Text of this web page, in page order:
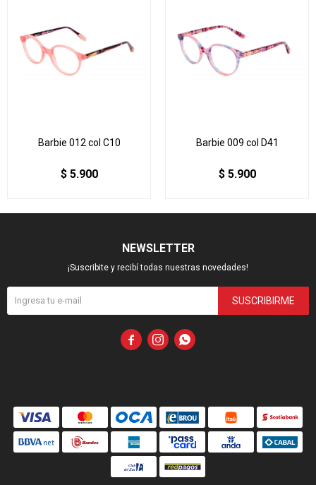
Barbie 012 col C10
$ 5.900
Barbie 009 col D41
$ 5.900
NEWSLETTER
¡Suscribite y recibí todas nuestras novedades!
SUSCRIBIRME
  